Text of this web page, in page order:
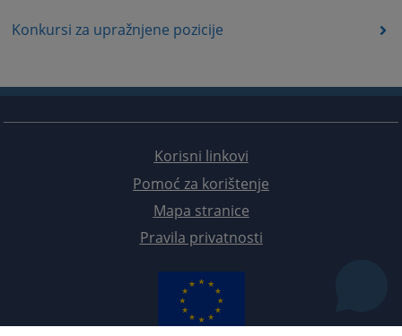
Konkursi za upražnjene pozicije
Korisni linkovi
Pomoć za korištenje
Mapa stranice
Pravila privatnosti